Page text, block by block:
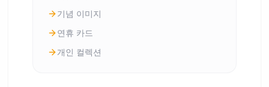
기념 이미지
연휴 카드
개인 컬렉션